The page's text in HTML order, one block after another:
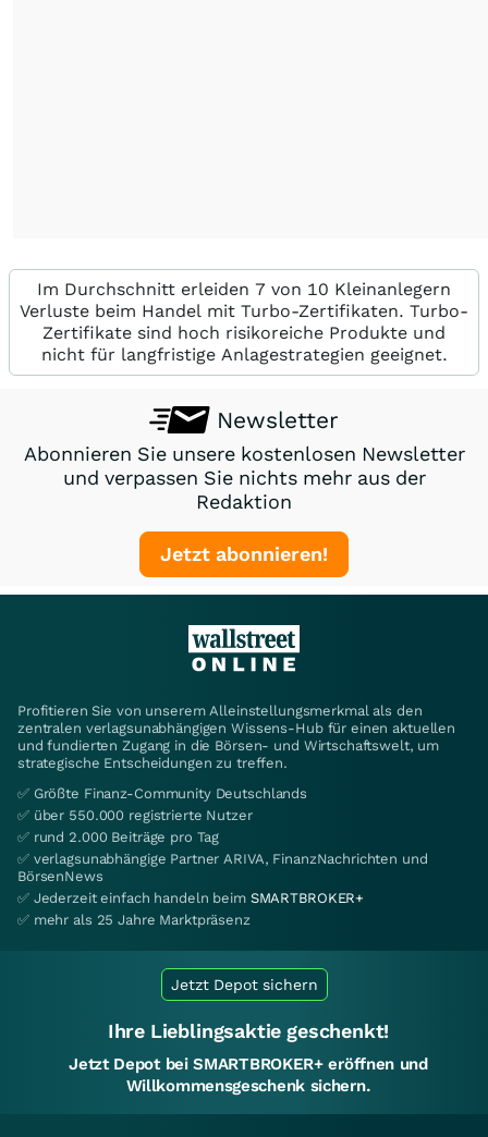
Im Durchschnitt erleiden 7 von 10 Kleinanlegern
Verluste beim Handel mit Turbo-Zertifikaten. Turbo-
Zertifikate sind hoch risikoreiche Produkte und
nicht für langfristige Anlagestrategien geeignet.
Newsletter
Abonnieren Sie unsere kostenlosen Newsletter
und verpassen Sie nichts mehr aus der
Redaktion
Jetzt abonnieren!
Profitieren Sie von unserem Alleinstellungsmerkmal als den
zentralen verlagsunabhängigen Wissens-Hub für einen aktuellen
und fundierten Zugang in die Börsen- und Wirtschaftswelt, um
strategische Entscheidungen zu treffen.
✅ Größte Finanz-Community Deutschlands
✅ über 550.000 registrierte Nutzer
✅ rund 2.000 Beiträge pro Tag
✅ verlagsunabhängige Partner ARIVA, FinanzNachrichten und
BörsenNews
✅ Jederzeit einfach handeln beim SMARTBROKER+
✅ mehr als 25 Jahre Marktpräsenz
Jetzt Depot sichern
Ihre Lieblingsaktie geschenkt!
Jetzt Depot bei SMARTBROKER+ eröffnen und
Willkommensgeschenk sichern.